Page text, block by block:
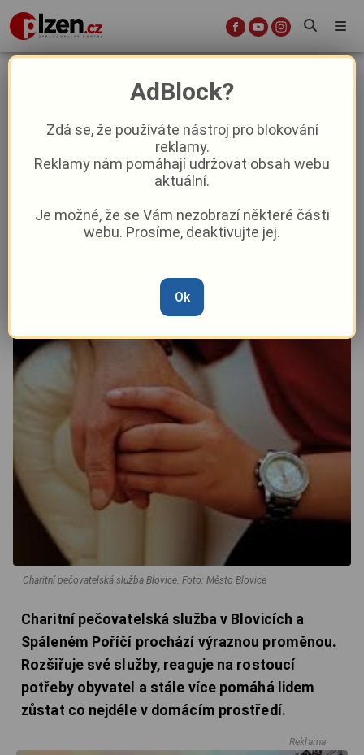
Pečovatelská služba v Blovicích
posiluje zázemí i dostupnost péče
17:18
Charitní pečovatelská služba Blovice. Foto: Město Blovice
Charitní pečovatelská služba v Blovicích a
Spáleném Poříčí prochází výraznou proměnou.
Rozšiřuje své služby, reaguje na rostoucí
potřeby obyvatel a stále více pomáhá lidem
zůstat co nejdéle v domácím prostředí.
Reklama
AdBlock?
Zdá se, že používáte nástroj pro blokování
reklamy.
Reklamy nám pomáhají udržovat obsah webu
aktuální.
Je možné, že se Vám nezobrazí některé části
webu. Prosíme, deaktivujte jej.
Ok